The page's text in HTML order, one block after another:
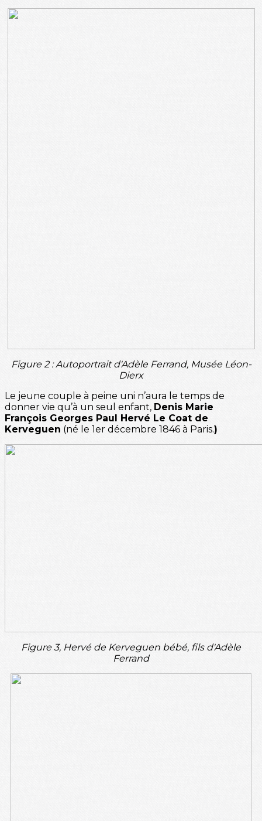
Figure 2 : Autoportrait d'Adèle Ferrand, Musée Léon-
Dierx
Le jeune couple à peine uni n’aura le temps de
donner vie qu’à un seul enfant, Denis Marie
François Georges Paul Hervé Le Coat de
Kerveguen (né le 1er décembre 1846 à Paris.)
Figure 3, Hervé de Kerveguen bébé, fils d'Adèle
Ferrand